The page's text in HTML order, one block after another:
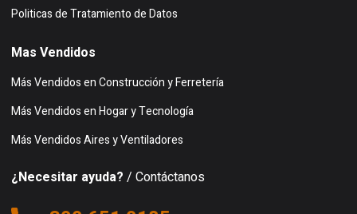
Politicas de Tratamiento de Datos
Mas Vendidos
Más Vendidos en Construcción y Ferretería
Más Vendidos en Hogar y Tecnología
Más Vendidos Aires y Ventiladores
¿Necesitar ayuda? / Contáctanos